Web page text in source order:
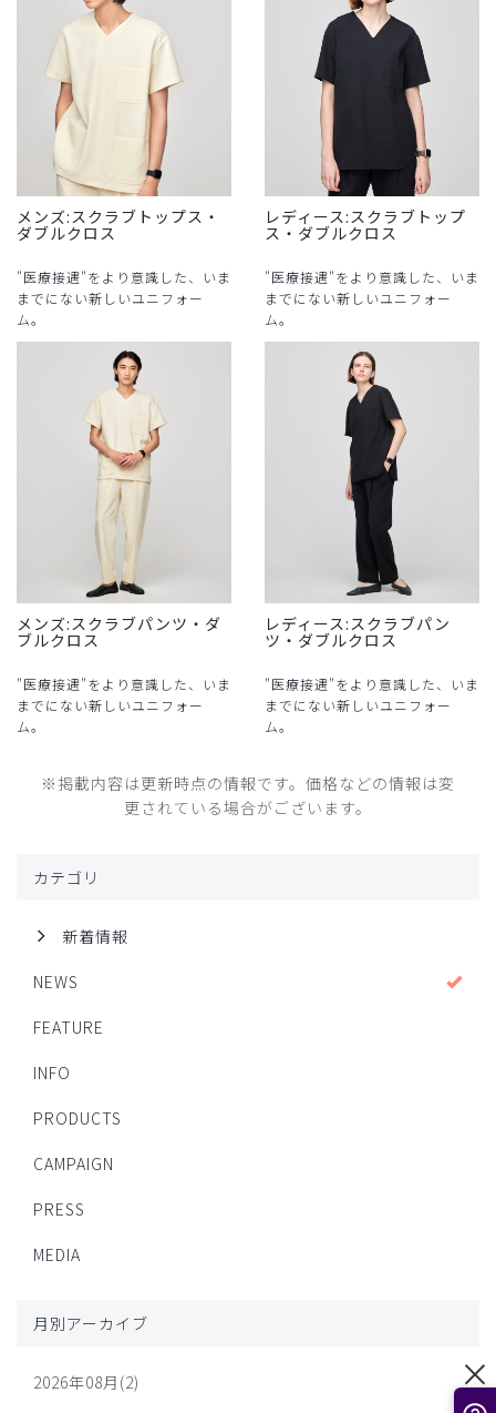
メンズ:スクラブトップス・
ダブルクロス
"医療接遇"をより意識した、いま
までにない新しいユニフォー
ム。
レディース:スクラブトップ
ス・ダブルクロス
"医療接遇"をより意識した、いま
までにない新しいユニフォー
ム。
メンズ:スクラブパンツ・ダ
ブルクロス
"医療接遇"をより意識した、いま
までにない新しいユニフォー
ム。
レディース:スクラブパン
ツ・ダブルクロス
"医療接遇"をより意識した、いま
までにない新しいユニフォー
ム。
※掲載内容は更新時点の情報です。価格などの情報は変
更されている場合がございます。
カテゴリ
新着情報
NEWS
FEATURE
INFO
PRODUCTS
CAMPAIGN
PRESS
MEDIA
月別アーカイブ
2026年08月(2)